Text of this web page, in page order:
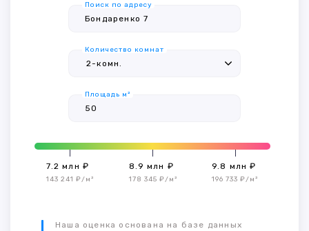
Поиск по адресу
Количество комнат
Площадь м²
7.2 млн ₽
143 241 ₽/м²
8.9 млн ₽
178 345 ₽/м²
9.8 млн ₽
196 733 ₽/м²
Наша оценка основана на базе данных